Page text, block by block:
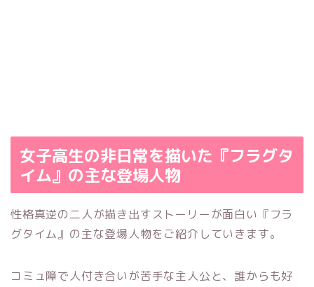
女子高生の非日常を描いた『フラグタ
イム』の主な登場人物
性格真逆の二人が描き出すストーリーが面白い『フラ
グタイム』の主な登場人物をご紹介していきます。
コミュ障で人付き合いが苦手な主人公と、誰からも好